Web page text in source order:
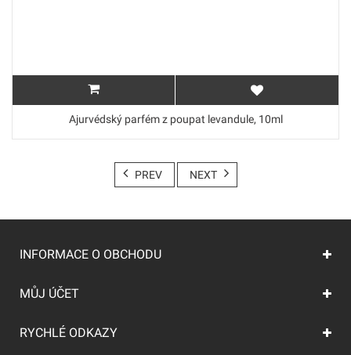
Ajurvédský parfém z poupat levandule, 10ml
PREV NEXT
INFORMACE O OBCHODU
MŮJ ÚČET
RYCHLÉ ODKAZY